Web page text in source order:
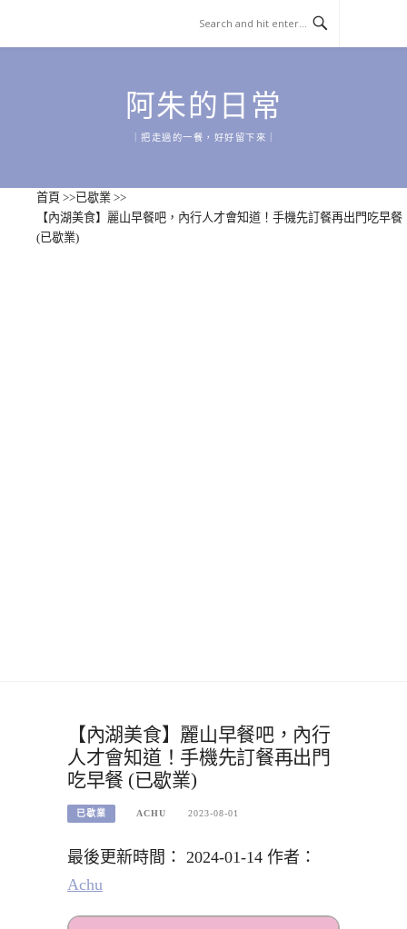
content
阿朱的日常
｜把走過的一餐，好好留下來｜
首頁 >>已歇業 >>
【內湖美食】麗山早餐吧，內行人才會知道！手機先訂餐再出門吃早餐
(已歇業)
【內湖美食】麗山早餐吧，內行
人才會知道！手機先訂餐再出門
吃早餐 (已歇業)
已歇業 ACHU 2023-08-01
最後更新時間： 2024-01-14 作者：
Achu